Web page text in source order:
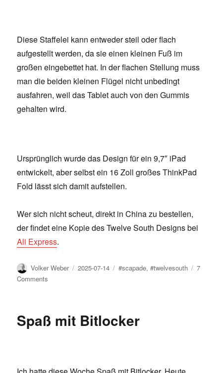
Diese Staffelei kann entweder steil oder flach
aufgestellt werden, da sie einen kleinen Fuß im
großen eingebettet hat. In der flachen Stellung muss
man die beiden kleinen Flügel nicht unbedingt
ausfahren, weil das Tablet auch von den Gummis
gehalten wird.
Ursprünglich wurde das Design für ein 9,7″ iPad
entwickelt, aber selbst ein 16 Zoll großes ThinkPad
Fold lässt sich damit aufstellen.
Wer sich nicht scheut, direkt in China zu bestellen,
der findet eine Kopie des Twelve South Designs bei
Ali Express.
Author
Volker Weber
Posted
2025-07-14 Tags
#scapade,#twelvesouth
7
Comments
Spaß mit Bitlocker